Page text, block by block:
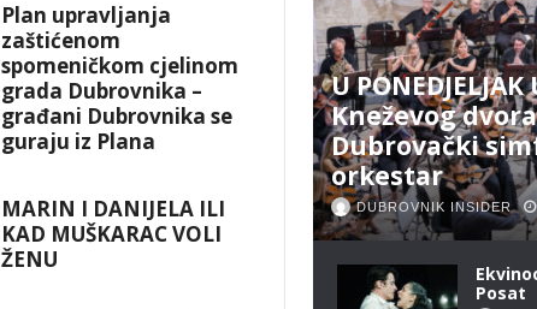
Plan upravljanja
zaštićenom
spomeničkom cjelinom
grada Dubrovnika –
građani Dubrovnika se
guraju iz Plana
MARIN I DANIJELA ILI
KAD MUŠKARAC VOLI
ŽENU
U
Kneževog
Dubrovački
orkestar
DUBROVNIK INSIDER
Posat